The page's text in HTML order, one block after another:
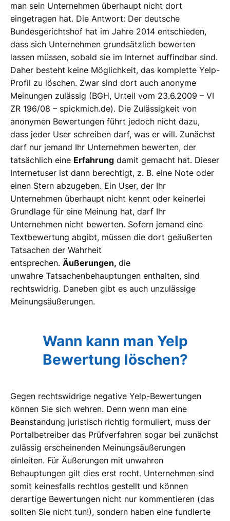
man sein Unternehmen überhaupt nicht dort
eingetragen hat. Die Antwort: Der deutsche
Bundesgerichtshof hat im Jahre 2014 entschieden,
dass sich Unternehmen grundsätzlich bewerten
lassen müssen, sobald sie im Internet auffindbar sind.
Daher besteht keine Möglichkeit, das komplette Yelp-
Profil zu löschen. Zwar sind dort auch anonyme
Meinungen zulässig (BGH, Urteil vom 23.6.2009 – VI
ZR 196/08 – spickmich.de). Die Zulässigkeit von
anonymen Bewertungen führt jedoch nicht dazu,
dass jeder User schreiben darf, was er will. Zunächst
darf nur jemand Ihr Unternehmen bewerten, der
tatsächlich eine Erfahrung damit gemacht hat. Dieser
Internetuser ist dann berechtigt, z. B. eine Note oder
einen Stern abzugeben. Ein User, der Ihr
Unternehmen überhaupt nicht kennt oder keinerlei
Grundlage für eine Meinung hat, darf Ihr
Unternehmen nicht bewerten. Sofern jemand eine
Textbewertung abgibt, müssen die dort geäußerten
Tatsachen der Wahrheit
entsprechen. Äußerungen, die
unwahre Tatsachenbehauptungen enthalten, sind
rechtswidrig. Daneben gibt es auch unzulässige
Meinungsäußerungen.
Wann kann man Yelp
Bewertung löschen?
Gegen rechtswidrige negative Yelp-Bewertungen
können Sie sich wehren. Denn wenn man eine
Beanstandung juristisch richtig formuliert, muss der
Portalbetreiber das Prüfverfahren sogar bei zunächst
zulässig erscheinenden Meinungsäußerungen
einleiten. Für Äußerungen mit unwahren
Behauptungen gilt dies erst recht. Unternehmen sind
somit keinesfalls rechtlos gestellt und können
derartige Bewertungen nicht nur kommentieren (das
sollten Sie nicht tun!), sondern haben eine fundierte